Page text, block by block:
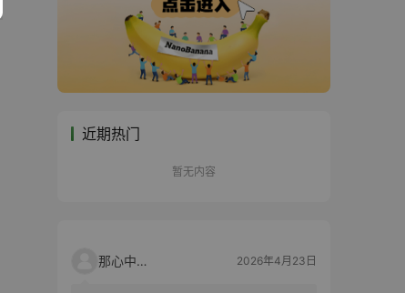
近期热门
暂无内容
那心中的话 2026年4月23日